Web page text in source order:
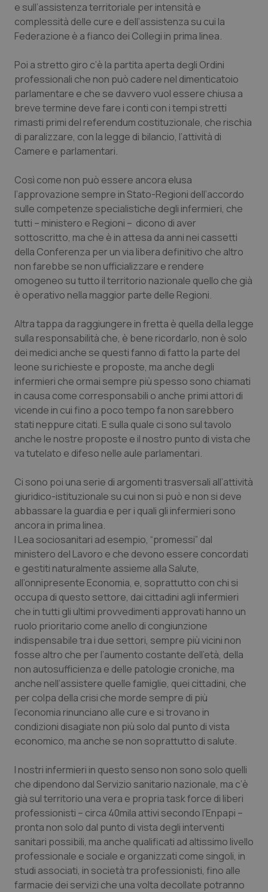
Piemonte
Provincia Autonoma di Trento
Puglia
Sardegna
Sicilia
Toscana
Umbria
Valle D’Aosta
HIV
Ipertensione & Scompenso
Malattie rare
Malattia di Crohn & Rettocolite Ulcerosa
Neuroscienze & patologie neurodegenerative
Obesità
Oftalmologia
Oncodermatologia
Oncoematologia
Oncologia & Nutrizione
Psoriasi & pelle
Quotidiano Cardiologia
Quotidiano Chirurgia
Quotidiano Oncologia
Quotidiano Pediatria
Rene & patologie urogenitali
Salute orale & impianti
Sangue & coagulazione
Tiroide
Tumore al seno
Tumore ovarico
Tumori del Polmone & Testa Collo
Tumori gastrointestinali
Ulcera & Reflusso
Vaccini
e sull’assistenza territoriale per intensità e
complessità delle cure e dell’assistenza su cui la
Federazione è a fianco dei Collegi in prima linea.
Poi a stretto giro c’è la partita aperta degli Ordini
professionali che non può cadere nel dimenticatoio
parlamentare e che se davvero vuol essere chiusa a
breve termine deve fare i conti con i tempi stretti
rimasti primi del referendum costituzionale, che rischia
di paralizzare, con la legge di bilancio, l’attività di
Camere e parlamentari.
Così come non può essere ancora elusa
l’approvazione sempre in Stato-Regioni dell’accordo
sulle competenze specialistiche degli infermieri, che
tutti – ministero e Regioni – dicono di aver
sottoscritto, ma che è in attesa da anni nei cassetti
della Conferenza per un via libera definitivo che altro
non farebbe se non ufficializzare e rendere
omogeneo su tutto il territorio nazionale quello che già
è operativo nella maggior parte delle Regioni.
Altra tappa da raggiungere in fretta è quella della legge
sulla responsabilità che, è bene ricordarlo, non è solo
dei medici anche se questi fanno di fatto la parte del
leone su richieste e proposte, ma anche degli
infermieri che ormai sempre più spesso sono chiamati
in causa come corresponsabili o anche primi attori di
vicende in cui fino a poco tempo fa non sarebbero
stati neppure citati. E sulla quale ci sono sul tavolo
anche le nostre proposte e il nostro punto di vista che
va tutelato e difeso nelle aule parlamentari.
Ci sono poi una serie di argomenti trasversali all’attività
giuridico-istituzionale su cui non si può e non si deve
abbassare la guardia e per i quali gli infermieri sono
ancora in prima linea.
I Lea sociosanitari ad esempio, “promessi” dal
ministero del Lavoro e che devono essere concordati
e gestiti naturalmente assieme alla Salute,
all’onnipresente Economia, e, soprattutto con chi si
occupa di questo settore, dai cittadini agli infermieri
che in tutti gli ultimi provvedimenti approvati hanno un
ruolo prioritario come anello di congiunzione
indispensabile tra i due settori, sempre più vicini non
fosse altro che per l’aumento costante dell’età, della
non autosufficienza e delle patologie croniche, ma
anche nell’assistere quelle famiglie, quei cittadini, che
per colpa della crisi che morde sempre di più
l’economia rinunciano alle cure e si trovano in
condizioni disagiate non più solo dal punto di vista
economico, ma anche se non soprattutto di salute.
I nostri infermieri in questo senso non sono solo quelli
che dipendono dal Servizio sanitario nazionale, ma c’è
già sul territorio una vera e propria task force di liberi
professionisti – circa 40mila attivi secondo l’Enpapi –
pronta non solo dal punto di vista degli interventi
sanitari possibili, ma anche qualificati ad altissimo livello
professionale e sociale e organizzati come singoli, in
studi associati, in società tra professionisti, fino alle
farmacie dei servizi che una volta decollate potranno